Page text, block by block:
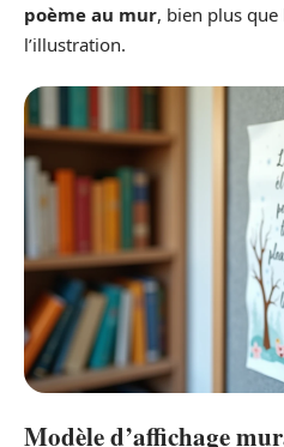
poème au mur, bien plus
l’illustration.
Modèle d’affichage